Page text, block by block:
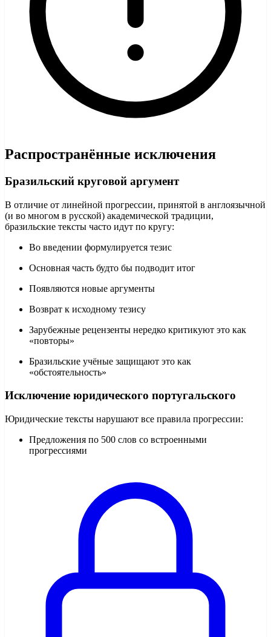
Распространённые исключения
Бразильский круговой аргумент
В отличие от линейной прогрессии, принятой в англоязычной
(и во многом в русской) академической традиции,
бразильские тексты часто идут по кругу:
Во введении формулируется тезис
Основная часть будто бы подводит итог
Появляются новые аргументы
Возврат к исходному тезису
Зарубежные рецензенты нередко критикуют это как
«повторы»
Бразильские учёные защищают это как
«обстоятельность»
Исключение юридического португальского
Юридические тексты нарушают все правила прогрессии:
Предложения по 500 слов со встроенными
прогрессиями